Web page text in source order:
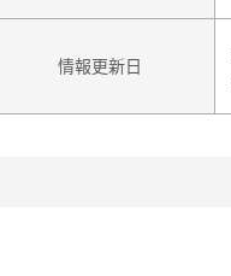
情報更新日